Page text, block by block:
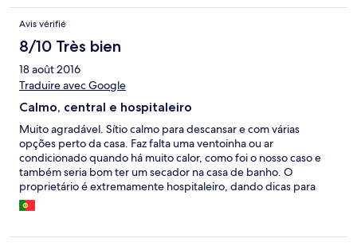
Avis vérifié
8/10 Très bien
18 août 2016
Traduire avec Google
Calmo, central e hospitaleiro
Muito agradável. Sítio calmo para descansar e com várias
opções perto da casa. Faz falta uma ventoinha ou ar
condicionado quando há muito calor, como foi o nosso caso e
também seria bom ter um secador na casa de banho. O
proprietário é extremamente hospitaleiro, dando dicas para
eventuais visitas na região. Ótima localização.